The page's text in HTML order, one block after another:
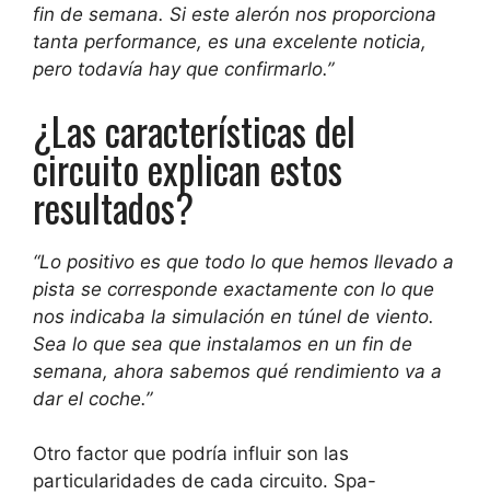
fin de semana. Si este alerón nos proporciona
tanta performance, es una excelente noticia,
pero todavía hay que confirmarlo.”
¿Las características del
circuito explican estos
resultados?
“Lo positivo es que todo lo que hemos llevado a
pista se corresponde exactamente con lo que
nos indicaba la simulación en túnel de viento.
Sea lo que sea que instalamos en un fin de
semana, ahora sabemos qué rendimiento va a
dar el coche.”
Otro factor que podría influir son las
particularidades de cada circuito. Spa-